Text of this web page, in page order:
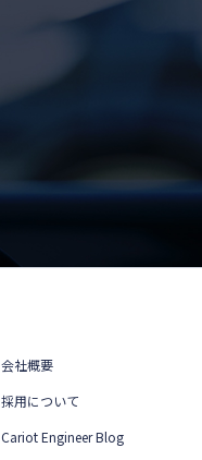
会社概要
採用について
Cariot Engineer Blog